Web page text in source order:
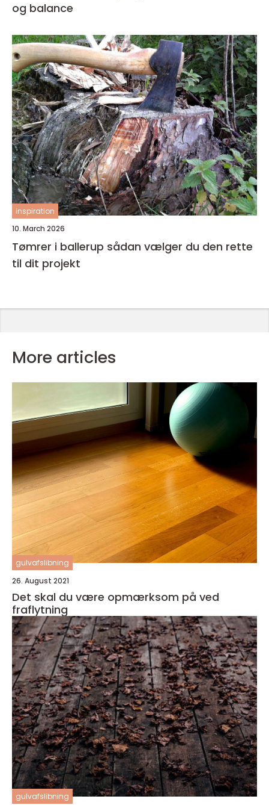
og balance
inspiration
10. March 2026
Tømrer i ballerup sådan vælger du den rette
til dit projekt
More articles
gulvafslibning
26. August 2021
Det skal du være opmærksom på ved
fraflytning
gulvafslibning